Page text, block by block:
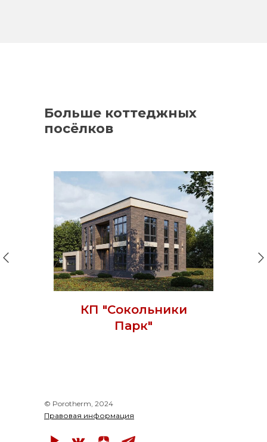
Больше коттеджных
посёлков
КП "Сокольники
Парк"
© Porotherm, 2024
Правовая информация